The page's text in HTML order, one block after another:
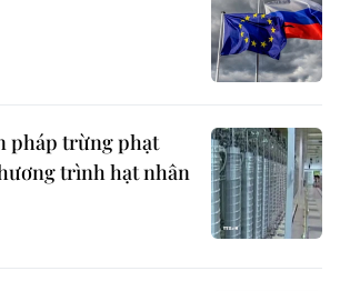
pháp trừng phạt
trình hạt nhân